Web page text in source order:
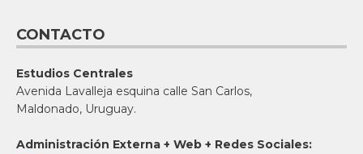
CONTACTO
Estudios Centrales
Avenida Lavalleja esquina calle San Carlos,
Maldonado, Uruguay.
Administración Externa + Web + Redes Sociales: